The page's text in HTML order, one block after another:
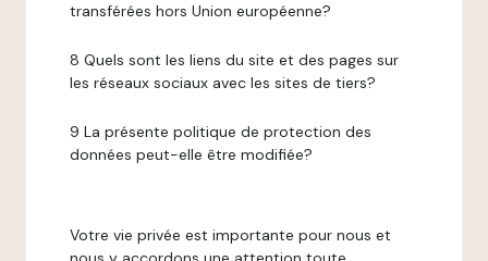
transférées hors Union européenne?
8 Quels sont les liens du site et des pages sur
les réseaux sociaux avec les sites de tiers?
9 La présente politique de protection des
données peut-elle être modifiée?
Votre vie privée est importante pour nous et